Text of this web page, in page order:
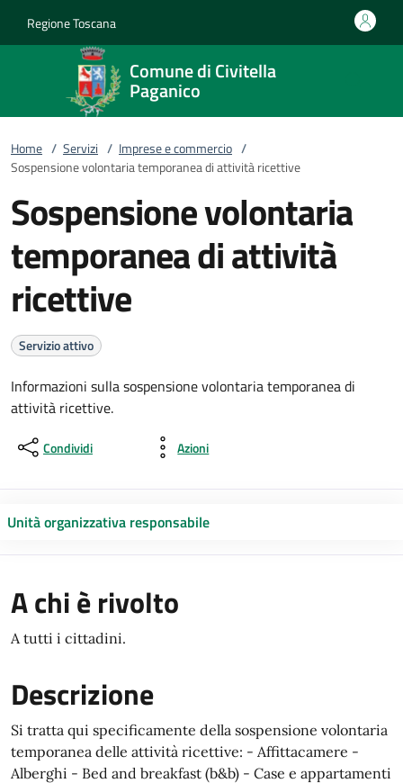
Regione Toscana
Comune di Civitella
Paganico
Home / Servizi / Imprese e commercio /
Sospensione volontaria temporanea di attività ricettive
Sospensione volontaria
temporanea di attività
ricettive
Servizio attivo
Informazioni sulla sospensione volontaria temporanea di
attività ricettive.
Condividi Azioni
Unità organizzativa responsabile
A chi è rivolto
A tutti i cittadini.
Descrizione
Si tratta qui specificamente della sospensione volontaria
temporanea delle attività ricettive: - Affittacamere -
Alberghi - Bed and breakfast (b&b) - Case e appartamenti